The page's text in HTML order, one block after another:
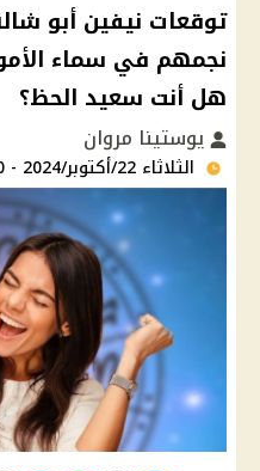
نجمهم في سماء
هل أنت سعيد الحظ؟
يوستينا مروان
الثلاثاء 22/أكتوبر/2024 - 08:30 م